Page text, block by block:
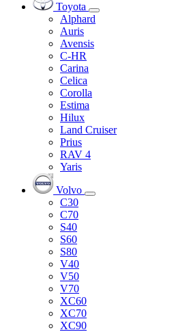
Toyota
Alphard
Auris
Avensis
C-HR
Carina
Celica
Corolla
Estima
Hilux
Land Cruiser
Prius
RAV 4
Yaris
Volvo
C30
C70
S40
S60
S80
V40
V50
V70
XC60
XC70
XC90